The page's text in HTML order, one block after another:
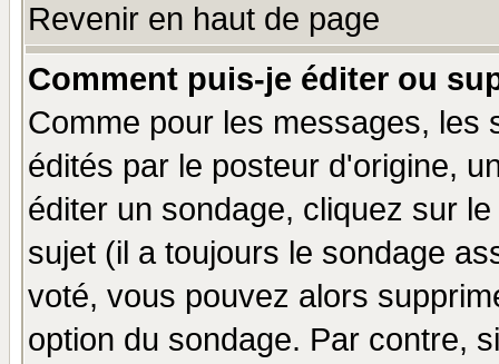
Revenir en haut de page
Comment puis-je éditer ou
Comme pour les messages, les
édités par le posteur d'origine,
éditer un sondage, cliquez sur
sujet (il a toujours le sondage
voté, vous pouvez alors
option du sondage. Par contre,